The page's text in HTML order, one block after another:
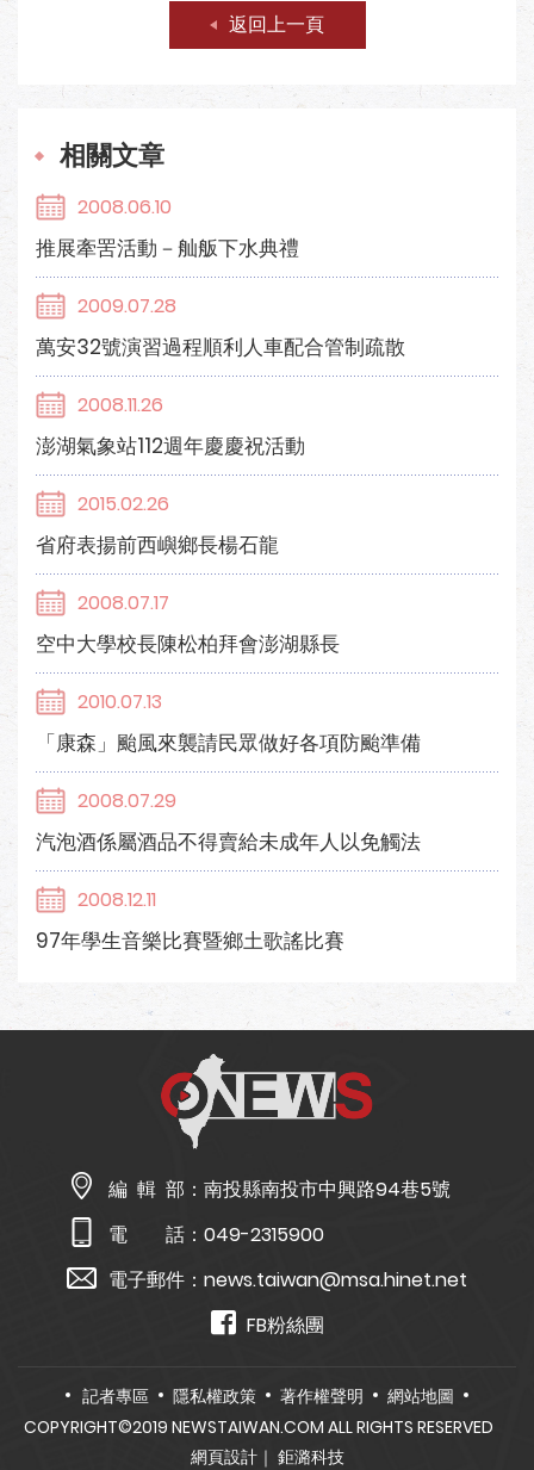
返回上一頁
相關文章
2008.06.10
推展牽罟活動－舢舨下水典禮
2009.07.28
萬安32號演習過程順利人車配合管制疏散
2008.11.26
澎湖氣象站112週年慶慶祝活動
2015.02.26
省府表揚前西嶼鄉長楊石龍
2008.07.17
空中大學校長陳松柏拜會澎湖縣長
2010.07.13
「康森」颱風來襲請民眾做好各項防颱準備
2008.07.29
汽泡酒係屬酒品不得賣給未成年人以免觸法
2008.12.11
97年學生音樂比賽暨鄉土歌謠比賽
編 輯 部： 南投縣南投市中興路94巷5號
電 話： 049-2315900
電子郵件： news.taiwan@msa.hinet.net
FB粉絲團
記者專區 隱私權政策 著作權聲明
網站地圖
COPYRIGHT©2019 NEWSTAIWAN.COM ALL RIGHTS RESERVED
網頁設計｜ 鉅潞科技